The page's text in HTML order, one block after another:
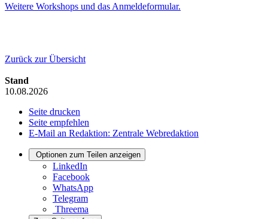
Weitere Workshops und das Anmeldeformular.
Zurück zur Übersicht
Stand
10.08.2026
Seite drucken
Seite empfehlen
E-Mail an Redaktion: Zentrale Webredaktion
Optionen zum Teilen anzeigen
LinkedIn
Facebook
WhatsApp
Telegram
Threema